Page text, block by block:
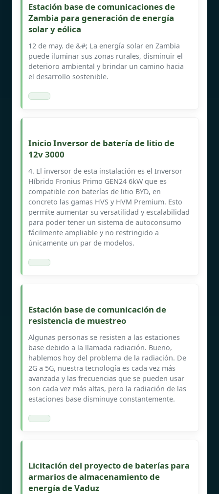
Estación base de comunicaciones de
Zambia para generación de energía
solar y eólica
12 de may. de &#; La energía solar en Zambia
puede iluminar sus zonas rurales, disminuir el
deterioro ambiental y brindar un camino hacia
el desarrollo sostenible.
Inicio Inversor de batería de litio de
12v 3000
4. El inversor de esta instalación es el Inversor
Híbrido Fronius Primo GEN24 6kW que es
compatible con baterías de litio BYD, en
concreto las gamas HVS y HVM Premium. Esto
permite aumentar su versatilidad y escalabilidad
para poder tener un sistema de autoconsumo
fácilmente ampliable y no restringido a
únicamente un par de modelos.
Estación base de comunicación de
resistencia de muestreo
Algunas personas se resisten a las estaciones
base debido a la llamada radiación. Bueno,
hablemos hoy del problema de la radiación. De
2G a 5G, nuestra tecnología es cada vez más
avanzada y las frecuencias que se pueden usar
son cada vez más altas, pero la radiación de las
estaciones base disminuye constantemente.
Licitación del proyecto de baterías para
armarios de almacenamiento de
energía de Vaduz